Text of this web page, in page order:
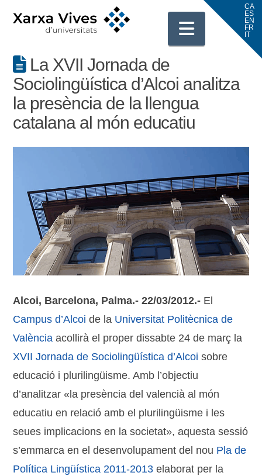
La XVII Jornada de
Sociolingüística d’Alcoi analitza
la presència de la llengua
catalana al món educatiu
Alcoi, Barcelona, Palma.- 22/03/2012.- El
Campus d’Alcoi de la Universitat Politècnica de
València acollirà el proper dissabte 24 de març la
XVII Jornada de Sociolingüística d’Alcoi sobre
educació i plurilingüisme. Amb l’objectiu
d’analitzar «la presència del valencià al món
educatiu en relació amb el plurilingüisme i les
seues implicacions en la societat», aquesta sessió
s’emmarca en el desenvolupament del nou Pla de
Política Lingüística 2011-2013 elaborat per la